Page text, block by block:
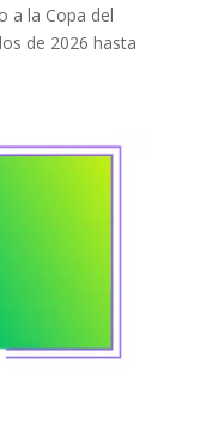
a la Copa del
de 2026 hasta